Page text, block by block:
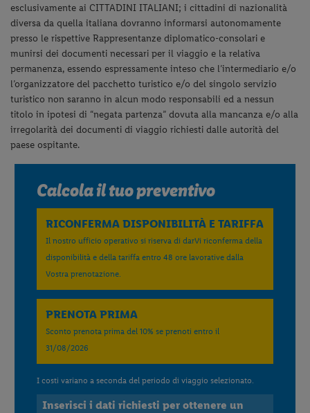
esclusivamente ai CITTADINI ITALIANI; i cittadini di nazionalità
diversa da quella italiana dovranno informarsi autonomamente
presso le rispettive Rappresentanze diplomatico-consolari e
munirsi dei documenti necessari per il viaggio e la relativa
permanenza, essendo espressamente inteso che l’intermediario e/o
l’organizzatore del pacchetto turistico e/o del singolo servizio
turistico non saranno in alcun modo responsabili ed a nessun
titolo in ipotesi di “negata partenza” dovuta alla mancanza e/o alla
irregolarità dei documenti di viaggio richiesti dalle autorità del
paese ospitante.
Calcola il tuo preventivo
RICONFERMA DISPONIBILITÀ E TARIFFA
Il nostro ufficio operativo si riserva di darVi riconferma della
disponibilità e della tariffa entro 48 ore lavorative dalla
Vostra prenotazione.
PRENOTA PRIMA
Sconto prenota prima del 10% se prenoti entro il
31/08/2026
I costi variano a seconda del periodo di viaggio selezionato.
Inserisci i dati richiesti per ottenere un